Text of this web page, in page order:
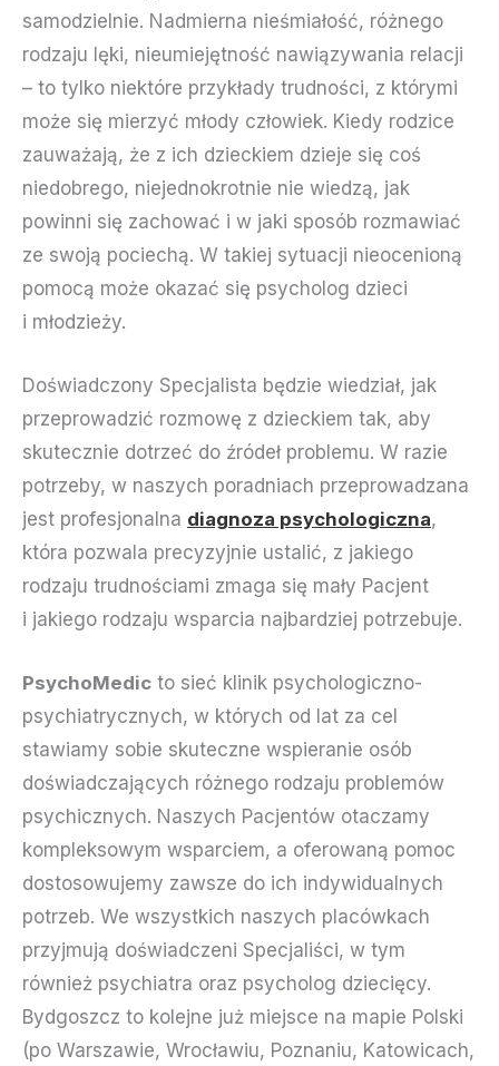
samodzielnie. Nadmierna nieśmiałość, różnego
rodzaju lęki, nieumiejętność nawiązywania relacji
– to tylko niektóre przykłady trudności, z którymi
może się mierzyć młody człowiek. Kiedy rodzice
zauważają, że z ich dzieckiem dzieje się coś
niedobrego, niejednokrotnie nie wiedzą, jak
powinni się zachować i w jaki sposób rozmawiać
ze swoją pociechą. W takiej sytuacji nieocenioną
pomocą może okazać się psycholog dzieci
i młodzieży.
Doświadczony Specjalista będzie wiedział, jak
przeprowadzić rozmowę z dzieckiem tak, aby
skutecznie dotrzeć do źródeł problemu. W razie
potrzeby, w naszych poradniach przeprowadzana
jest profesjonalna diagnoza psychologiczna,
która pozwala precyzyjnie ustalić, z jakiego
rodzaju trudnościami zmaga się mały Pacjent
i jakiego rodzaju wsparcia najbardziej potrzebuje.
PsychoMedic to sieć klinik psychologiczno-
psychiatrycznych, w których od lat za cel
stawiamy sobie skuteczne wspieranie osób
doświadczających różnego rodzaju problemów
psychicznych. Naszych Pacjentów otaczamy
kompleksowym wsparciem, a oferowaną pomoc
dostosowujemy zawsze do ich indywidualnych
potrzeb. We wszystkich naszych placówkach
przyjmują doświadczeni Specjaliści, w tym
również psychiatra oraz psycholog dziecięcy.
Bydgoszcz to kolejne już miejsce na mapie Polski
(po Warszawie, Wrocławiu, Poznaniu, Katowicach,